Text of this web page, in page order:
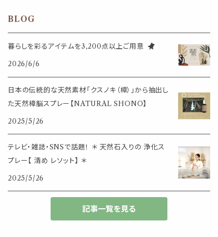
ミニサイズ
50個以上の大容量
ダブルクリップ・その他
筆記用具
スマホアイテム
生活アイテム
ブレスレット
その他
BLOG
暮らしを彩るアイテムを3,200点以上ご用意
2026/6/6
日本の伝統的な天然素材「クスノキ（樟）」から抽出し
た天然樟脳スプレー【NATURAL SHONO】
2025/5/26
テレビ・雑誌・SNSで話題！ ＊ 天然石入りの 浄化ス
プレー【 清め レソット】 ＊
2025/5/26
記事一覧を見る